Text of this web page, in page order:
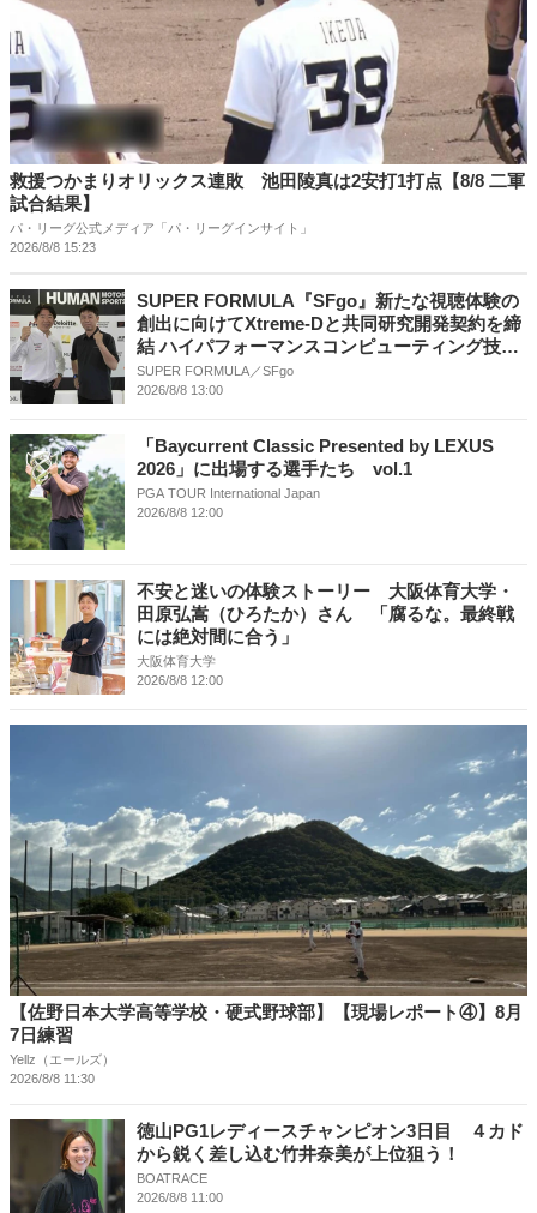
救援つかまりオリックス連敗 池田陵真は2安打1打点【8/8 二軍
試合結果】
パ・リーグ公式メディア「パ・リーグインサイト」
2026/8/8 15:23
SUPER FORMULA『SFgo』新たな視聴体験の
創出に向けてXtreme-Dと共同研究開発契約を締
結 ハイパフォーマンスコンピューティング技術
を基に⾼速データ分析を共同研究へ
SUPER FORMULA／SFgo
2026/8/8 13:00
「Baycurrent Classic Presented by LEXUS
2026」に出場する選手たち vol.1
PGA TOUR International Japan
2026/8/8 12:00
不安と迷いの体験ストーリー 大阪体育大学・
田原弘嵩（ひろたか）さん 「腐るな。最終戦
には絶対間に合う」
大阪体育大学
2026/8/8 12:00
【佐野日本大学高等学校・硬式野球部】【現場レポート④】8月
7日練習
Yellz（エールズ）
2026/8/8 11:30
徳山PG1レディースチャンピオン3日目 ４カド
から鋭く差し込む竹井奈美が上位狙う！
BOATRACE
2026/8/8 11:00